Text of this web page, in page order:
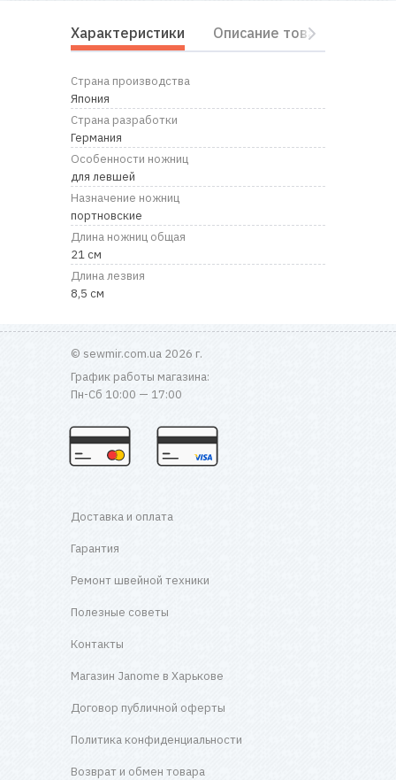
Характеристики Описание товара
Страна производства
Япония
Страна разработки
Германия
Особенности ножниц
для левшей
Назначение ножниц
портновские
Длина ножниц общая
21 см
Длина лезвия
8,5 см
© sewmir.com.ua 2026 г.
График работы магазина:
Пн-Сб 10:00 — 17:00
Доставка и оплата
Гарантия
Ремонт швейной техники
Полезные советы
Контакты
Магазин Janome в Харькове
Договор публичной оферты
Политика конфиденциальности
Возврат и обмен товара